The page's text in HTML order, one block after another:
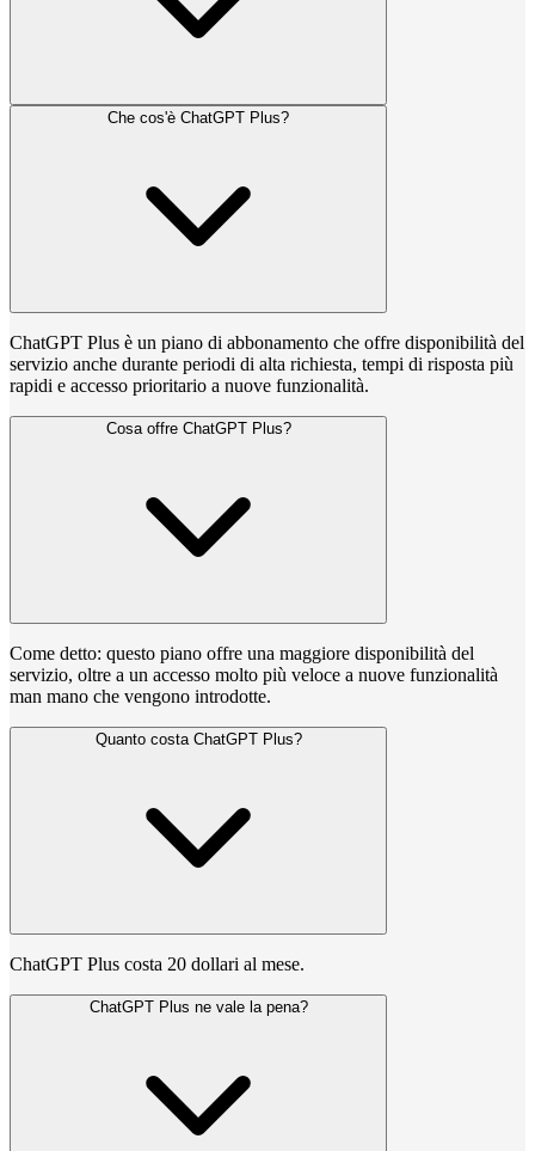
Che cos'è ChatGPT Plus?
ChatGPT Plus è un piano di abbonamento che offre disponibilità del
servizio anche durante periodi di alta richiesta, tempi di risposta più
rapidi e accesso prioritario a nuove funzionalità.
Cosa offre ChatGPT Plus?
Come detto: questo piano offre una maggiore disponibilità del
servizio, oltre a un accesso molto più veloce a nuove funzionalità
man mano che vengono introdotte.
Quanto costa ChatGPT Plus?
ChatGPT Plus costa 20 dollari al mese.
ChatGPT Plus ne vale la pena?